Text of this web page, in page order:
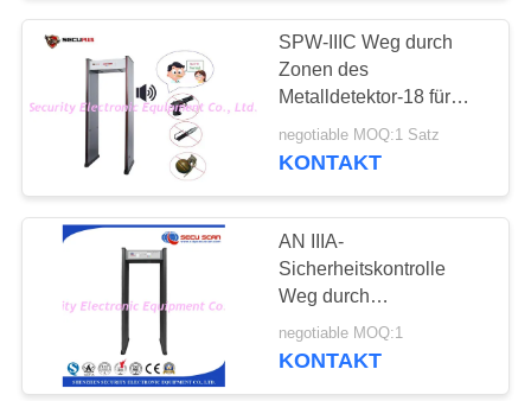
SPW-IIIC Weg durch
Zonen des
Metalldetektor-18 für
Hostipal-Eingang der
öffentlichen Orte
negotiable MOQ:1 Satz
KONTAKT
AN IIIA-
Sicherheitskontrolle
Weg durch
Metalldetektorscanner in
der Schule
negotiable MOQ:1
KONTAKT